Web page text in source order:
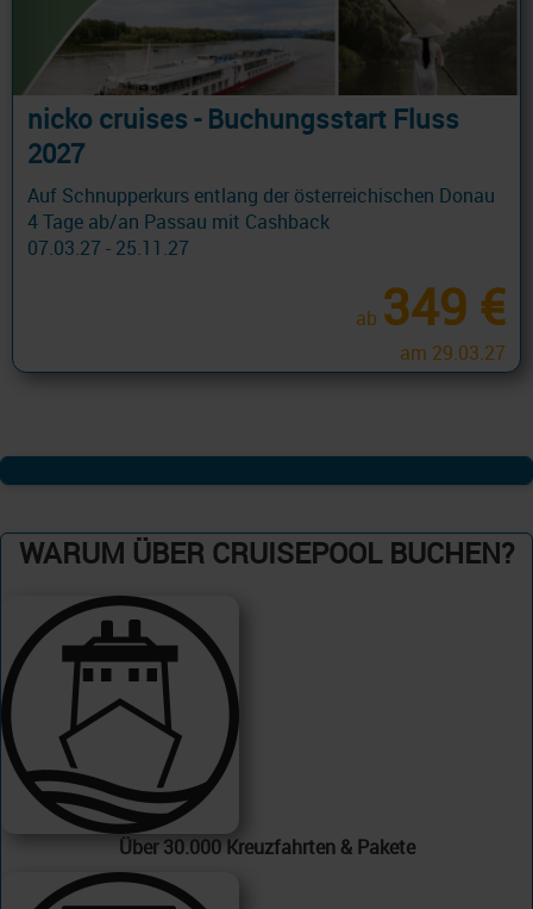
nicko cruises - Buchungsstart Fluss
2027
Auf Schnupperkurs entlang der österreichischen Donau
4 Tage ab/an Passau mit Cashback
07.03.27 - 25.11.27
ab 349 €
am 29.03.27
WARUM ÜBER CRUISEPOOL BUCHEN?
Über 30.000 Kreuzfahrten & Pakete